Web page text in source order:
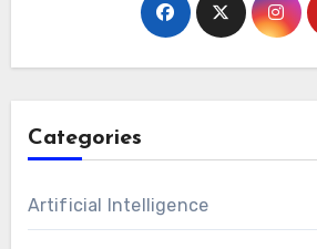
Categories
Artificial Intelligence